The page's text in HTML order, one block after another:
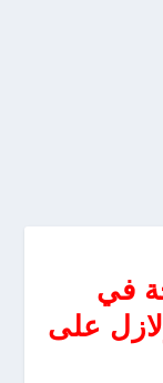
3.4 درجة في
على